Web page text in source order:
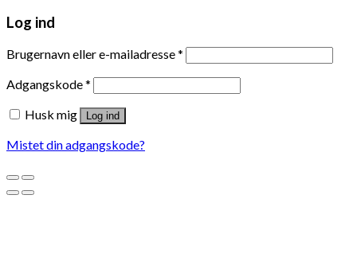
Log ind
Brugernavn eller e-mailadresse*
Adgangskode*
Husk mig
Log ind
Mistet din adgangskode?